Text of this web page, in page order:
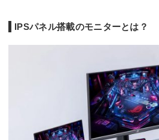
査周波数)
HDMI2.0x2
USB Type-Cx1
IPSパネル搭載のモニターとは？